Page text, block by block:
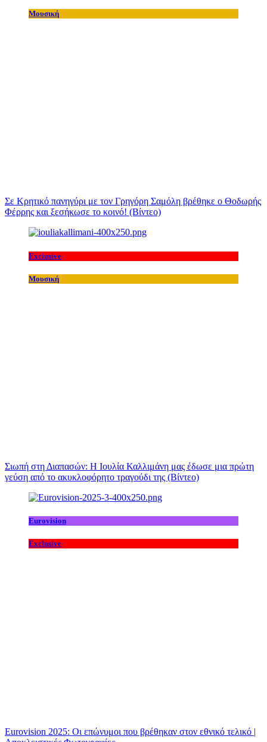
Μουσική
Σε Κρητικό πανηγύρι με τον Γρηγόρη Σαμόλη βρέθηκε ο Θοδωρής
Φέρρης και ξεσήκωσε το κοινό! (Βίντεο)
Exclusive
Μουσική
Σιωπή στη Διαπασών: Η Ιουλία Καλλιμάνη μας έδωσε μια πρώτη
γεύση από το ακυκλοφόρητο τραγούδι της (Βίντεο)
Eurovision
Exclusive
Eurovision 2025: Οι επώνυμοι που βρέθηκαν στον εθνικό τελικό |